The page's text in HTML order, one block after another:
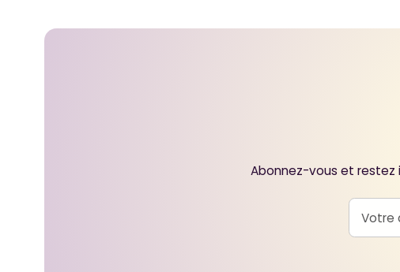
Abonnez-vous et